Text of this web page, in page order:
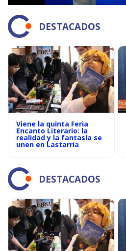
DESTACADOS
Viene la quinta Feria
Encanto Literario: la
realidad y la fantasía se
unen en Lastarria
DESTACADOS